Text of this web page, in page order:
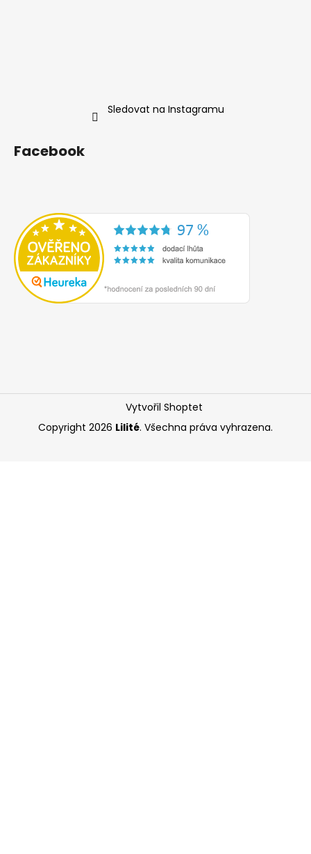
Sledovat na Instagramu
Facebook
Vytvořil Shoptet
Copyright 2026 Lilité. Všechna práva vyhrazena.